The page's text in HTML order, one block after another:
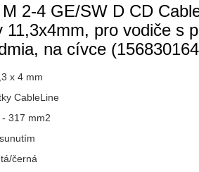
2-4 GE/SW D CD
11,3x4mm, pro vodiče s
na cívce
x 4 mm
CableLine
- 317 mm2
černá